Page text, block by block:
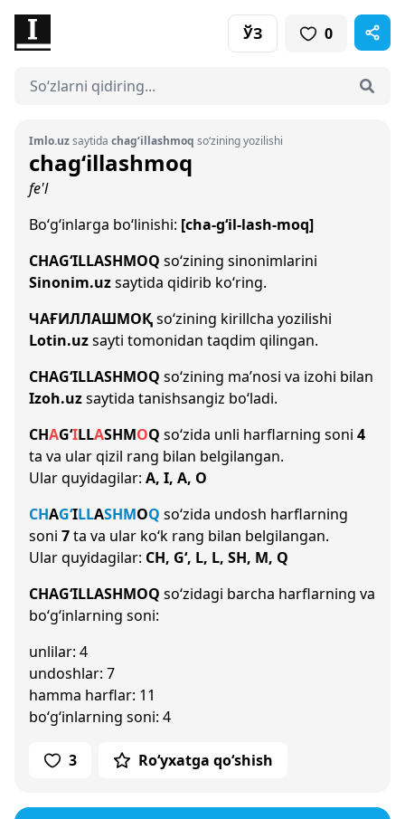
ЎЗ 0
Imlo.uzsaytida chag‘illashmoq so‘zining yozilishi
chag‘illashmoq
fe'l
Bo‘g‘inlarga bo‘linishi: [cha-g‘il-lash-moq]
CHAG‘ILLASHMOQ so‘zining sinonimlarini
Sinonim.uzsaytida qidirib ko‘ring.
ЧАҒИЛЛАШМОҚso‘zining kirillcha yozilishi
Lotin.uzsayti tomonidan taqdim qilingan.
CHAG‘ILLASHMOQ so‘zining ma’nosi va izohi bilan
Izoh.uzsaytida tanishsangiz bo‘ladi.
CHAG‘ILLASHMOQ so‘zida unli harflarning soni 4
ta va ular qizil rang bilan belgilangan.
Ular quyidagilar: A, I, A, O
CHAG‘ILLASHMOQ so‘zida undosh harflarning
soni 7ta va ular ko‘k rang bilan belgilangan.
Ular quyidagilar: CH, G‘, L, L, SH, M, Q
CHAG‘ILLASHMOQ so‘zidagi barcha harflarning va
bo‘g‘inlarning soni:
unlilar: 4
undoshlar: 7
hamma harflar: 11
bo‘g‘inlarning soni: 4
3 Ro‘yxatga qo‘shish